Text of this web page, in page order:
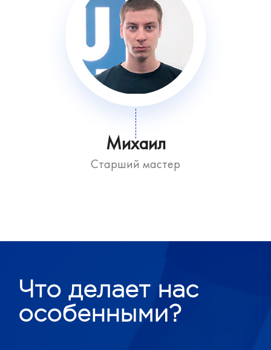
Михаил
Старший мастер
Что делает нас
особенными?